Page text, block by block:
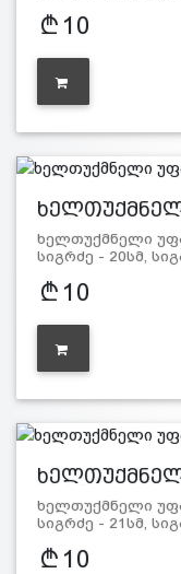
10
ხელთუქმნელი
სიგრძე - 20სმ,
10
ხელთუქმნელი
სიგრძე - 21სმ,
10